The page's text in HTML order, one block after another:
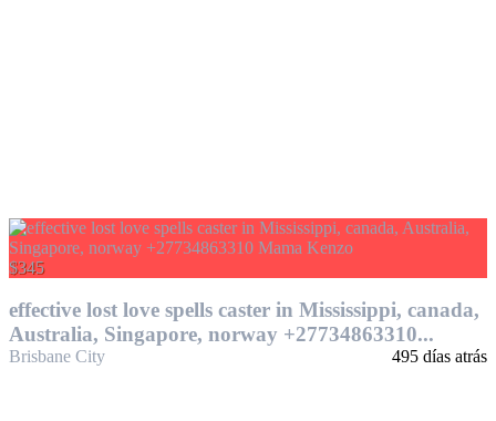
$345
effective lost love spells caster in Mississippi, canada,
Australia, Singapore, norway +27734863310...
Brisbane City 495 días atrás